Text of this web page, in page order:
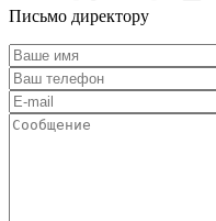
Письмо директору